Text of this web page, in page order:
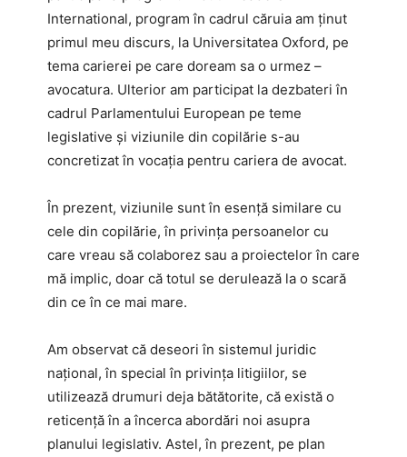
International, program în cadrul căruia am ținut
primul meu discurs, la Universitatea Oxford, pe
tema carierei pe care doream sa o urmez –
avocatura. Ulterior am participat la dezbateri în
cadrul Parlamentului European pe teme
legislative și viziunile din copilărie s-au
concretizat în vocația pentru cariera de avocat.
În prezent, viziunile sunt în esență similare cu
cele din copilărie, în privința persoanelor cu
care vreau să colaborez sau a proiectelor în care
mă implic, doar că totul se derulează la o scară
din ce în ce mai mare.
Am observat că deseori în sistemul juridic
național, în special în privința litigiilor, se
utilizează drumuri deja bătătorite, că există o
reticență în a încerca abordări noi asupra
planului legislativ. Astel, în prezent, pe plan